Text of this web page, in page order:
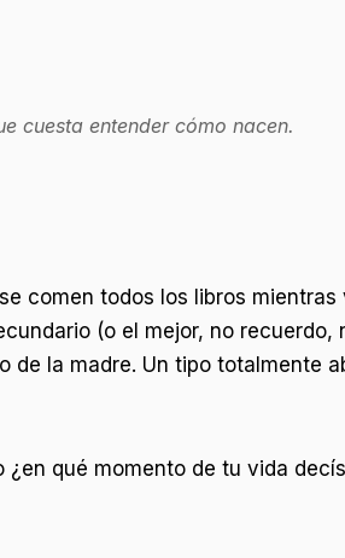
cuesta entender cómo nacen.
comen todos los libros
(o el mejor, no recuerdo,
la madre. Un tipo totalmente
qué momento de tu vida